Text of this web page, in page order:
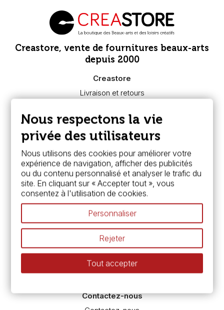
Creastore, vente de fournitures beaux-arts
depuis 2000
Creastore
Livraison et retours
Paiement sécurisé
FAQ
Boutique à Angers
Services
Carte fidélité & avantages
Chèque cadeau, bon cadeaux
Devis & bon de commande
Pass culture - mode d'emploi
Nos promotions en cours
Espace conseils
L’aquarelle en tubes ou en godets ?
Le vocabulaire technique de l’aquarelle
Différence entre peinture Fine et Extra-fine
Préparer une toile pour peinture à l'huile et acrylique
Contactez-nous
Nous respectons la vie
privée des utilisateurs
Nous utilisons des cookies pour améliorer votre
expérience de navigation, afficher des publicités
ou du contenu personnalisé et analyser le trafic du
site. En cliquant sur « Accepter tout », vous
consentez à l'utilisation de cookies.
Personnaliser
Rejeter
Tout accepter